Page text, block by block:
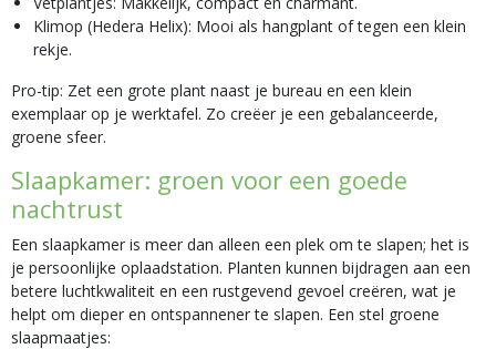
Klimop (Hedera Helix): Mooi als hangplant of tegen een klein
rekje.
Pro-tip: Zet een grote plant naast je bureau en een klein
exemplaar op je werktafel. Zo creëer je een gebalanceerde,
groene sfeer.
Slaapkamer: groen voor een goede
nachtrust
Een slaapkamer is meer dan alleen een plek om te slapen; het is
je persoonlijke oplaadstation. Planten kunnen bijdragen aan een
betere luchtkwaliteit en een rustgevend gevoel creëren, wat je
helpt om dieper en ontspannener te slapen. Een stel groene
slaapmaatjes: